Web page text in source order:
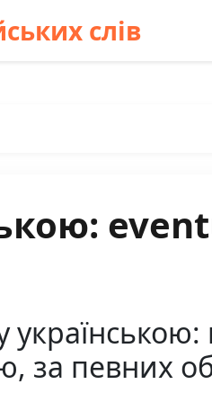
слів
за певних